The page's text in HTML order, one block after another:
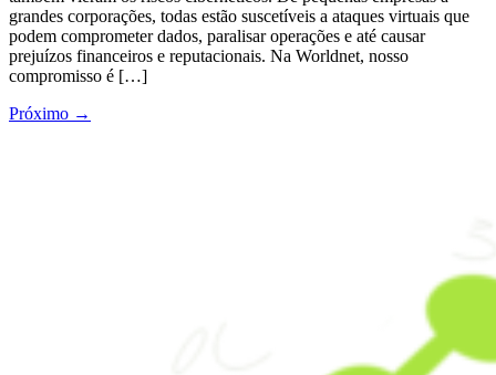
grandes corporações, todas estão suscetíveis a ataques virtuais que
podem comprometer dados, paralisar operações e até causar
prejuízos financeiros e reputacionais. Na Worldnet, nosso
compromisso é […]
Próximo →